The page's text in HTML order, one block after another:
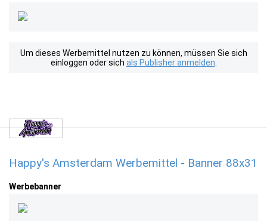
Um dieses Werbemittel nutzen zu können, müssen Sie sich
einloggen oder sich als Publisher anmelden
Happy's Amsterdam Werbemittel - Banner 88x31
Werbebanner